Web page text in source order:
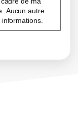
Aucun autre